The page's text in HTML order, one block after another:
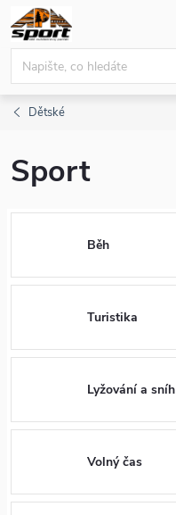
Přejít
na
obsah
Dětské
Sport
Běh
Turistika
Lyžování a sníh
Volný čas